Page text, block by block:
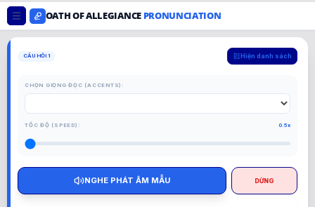
OATH OF ALLEGIANCE PRONUNCIATION
CÂU HỎI 1 Hiện danh sách
CHỌN GIỌNG ĐỌC (ACCENTS):
TỐC ĐỘ (SPEED): 0.5x
NGHE PHÁT ÂM MẪU DỪNG